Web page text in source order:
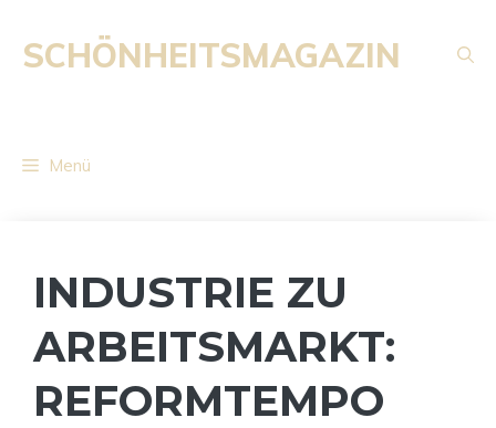
Inhalt
springen
SCHÖNHEITSMAGAZIN
Menü
INDUSTRIE ZU
ARBEITSMARKT:
REFORMTEMPO